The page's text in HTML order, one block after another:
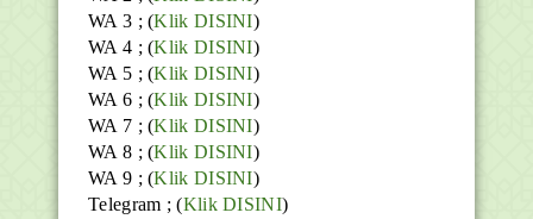
WA 3 ; (Klik DISINI)
WA 4 ; (Klik DISINI)
WA 5 ; (Klik DISINI)
WA 6 ; (Klik DISINI)
WA 7 ; (Klik DISINI)
WA 8 ; (Klik DISINI)
WA 9 ; (Klik DISINI)
Telegram ;(Klik DISINI)